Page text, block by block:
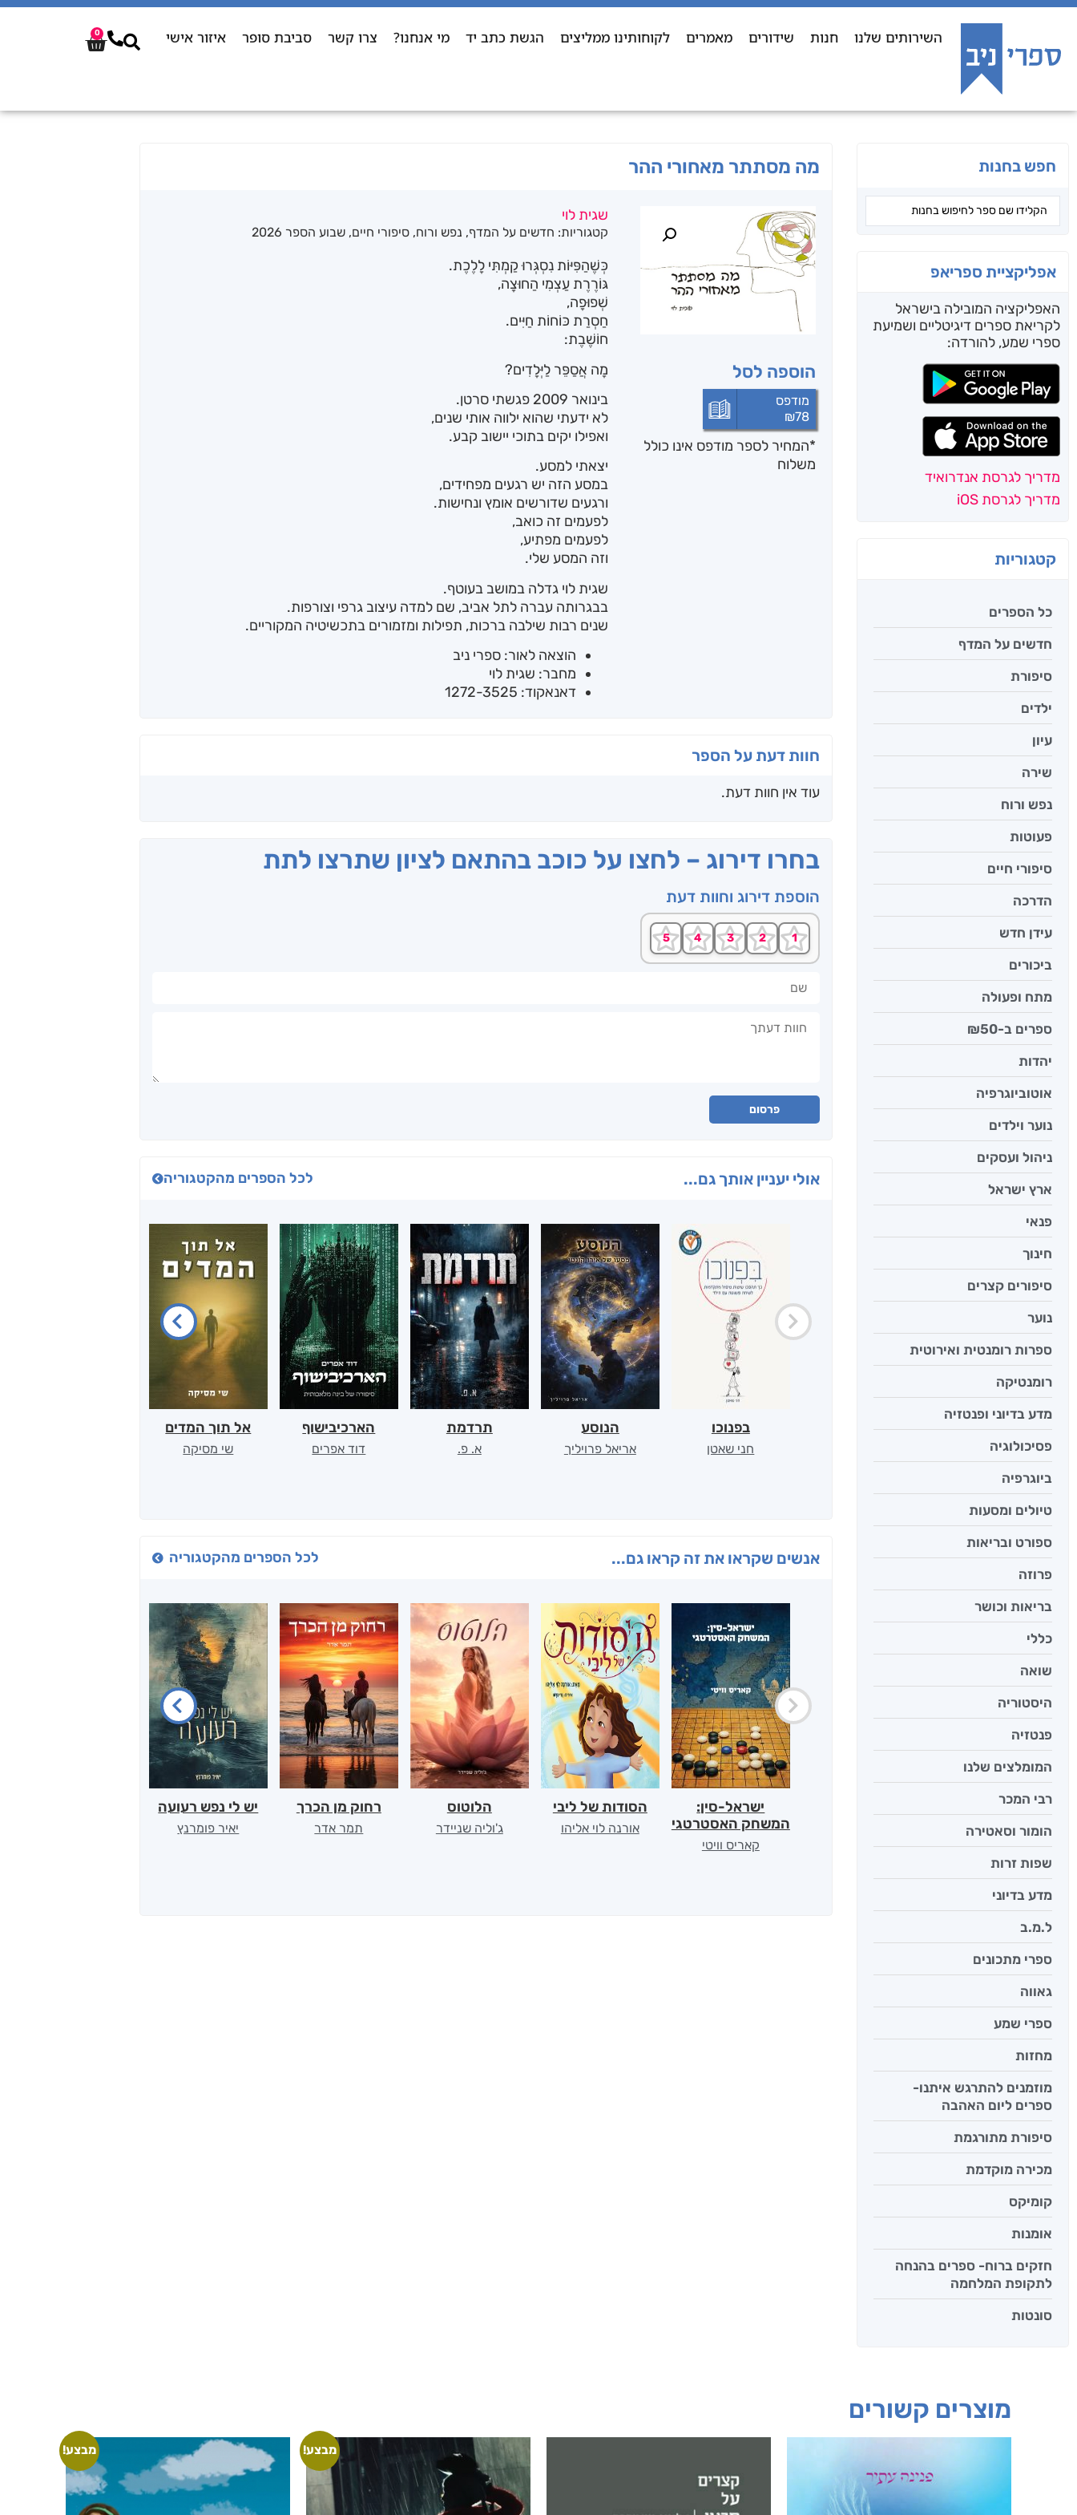
השירותים שלנו חנות שידורים מאמרים לקוחותינו ממליצים הגשת כתב יד מי אנחנו? צרו קשר סביבת סופר איזור אישי 0
חפש בחנות
אפליקציית ספריאפ
האפליקציה המובילה בישראל
לקריאת ספרים דיגיטליים ושמיעת
ספרי שמע, להורדה:
מדריך לגרסת אנדרואיד
מדריך לגרסת iOS
קטגוריות
כל הספרים
חדשים על המדף
סיפורת
ילדים
עיון
שירה
נפש ורוח
פעוטות
סיפורי חיים
הדרכה
עידן חדש
ביכורים
מתח ופעולה
ספרים ב-₪50
יהדות
אוטוביוגרפיה
נוער וילדים
ניהול ועסקים
ארץ ישראל
פנאי
חינוך
סיפורים קצרים
נוער
ספרות רומנטית ואירוטית
רומנטיקה
מדע בדיוני ופנטזיה
פסיכולוגיה
ביוגרפיה
טיולים ומסעות
ספורט ובריאות
פרוזה
בריאות וכושר
כללי
שואה
היסטוריה
פנטזיה
המומלצים שלנו
רבי המכר
הומור וסאטירה
שפות זרות
מדע בדיוני
ל.מ.ב
ספרי מתכונים
גאווה
ספרי שמע
מחזות
מוזמנים להתרגש איתנו-
ספרים ליום האהבה
סיפורת מתורגמת
מכירה מוקדמת
קומיקס
אומנות
חזקים ברוח- ספרים בהנחה
לתקופת המלחמה
סונטות
מה מסתתר מאחורי ההר
הוספה לסל
מודפס
₪78
*המחיר לספר מודפס אינו כולל
משלוח
שגית לוי
קטגוריות: חדשים על המדף, נפש ורוח, סיפורי חיים, שבוע הספר 2026
כְּשֶׁהַפִּיּוֹת נִסְגְּרוּ קַמְתִּי לָלֶכֶת.
גּוֹרֶרֶת עַצְמִי הַחוּצָה,
שְׁפוּפָה,
חַסְרַת כּוֹחוֹת חַיִּים.
חוֹשֶׁבֶת:
מָה אֲסַפֵּר לַיְּלָדִים?
בינואר 2009 פגשתי סרטן.
לא ידעתי שהוא ילווה אותי שנים,
ואפילו יקים בתוכי יישוב קבע.
יצאתי למסע.
במסע הזה יש רגעים מפחידים,
ורגעים שדורשים אומץ ונחישות.
לפעמים זה כואב,
לפעמים מפתיע,
וזה המסע שלי.
שגית לוי גדלה במושב בעוטף.
בבגרותה עברה לתל אביב, שם למדה עיצוב גרפי וצורפות.
שנים רבות שילבה ברכות, תפילות ומזמורים בתכשיטיה המקוריים.
הוצאה לאור: ספרי ניב
מחבר: שגית לוי
דאנאקוד: 1272-3525
חוות דעת על הספר
עוד אין חוות דעת.
בחרו דירוג – לחצו על כוכב בהתאם לציון שתרצו לתת
הוספת דירוג וחוות דעת
פרסום
אולי יעניין אותך גם... לכל הספרים מהקטגוריה
בפנוכו
חני שאטן
הנוסע
אריאל פרויליך
תרדמת
א. פ.
הארכיבישוף
דוד אפרים
אל תוך המדים
שי מסיקה
אנשים שקראו את זה קראו גם... לכל הספרים מהקטגוריה
ישראל-סין:
המשחק האסטרטגי
קאריס וויטי
הסודות של ליבי
אורנה לוי אליהו
הלוטוס
ג'וליה שניידר
רחוק מן הכרך
תמר אדר
יש לי נפש רעועה
יאיר פומרנץ
מוצרים קשורים
מבצע! מבצע!